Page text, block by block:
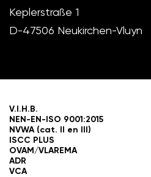
Keplerstraße 1
D-47506 Neukirchen-Vluyn
V.I.H.B.
NEN-EN-ISO 9001:2015
NVWA (cat. II en III)
ISCC PLUS
OVAM/VLAREMA
ADR
VCA